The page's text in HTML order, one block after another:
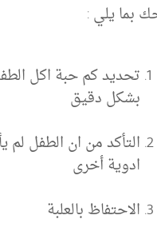
بما يلي :
تحديد كم حبة اكل
بشكل دقيق
التأكد من ان الطفل لم
ادوية أخرى
الاحتفاظ بالعلبة